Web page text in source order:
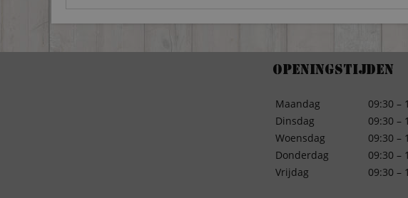
Openingstijden
Maandag
Dinsdag
Woensdag
Donderdag
Vrijdag
09:30 –
09:30 –
09:30 –
09:30 –
09:30 –